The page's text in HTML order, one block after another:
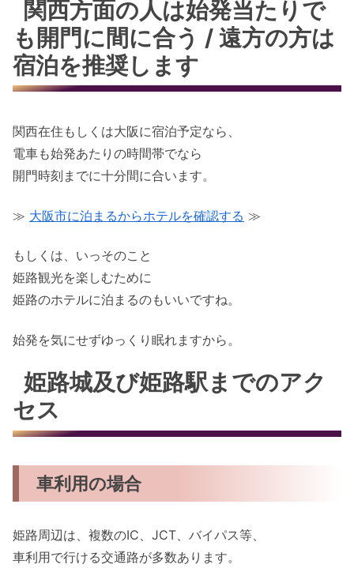
関西方面の人は始発当たりで
も開門に間に合う / 遠方の方は
宿泊を推奨します
関西在住もしくは大阪に宿泊予定なら、
電車も始発あたりの時間帯でなら
開門時刻までに十分間に合います。
≫ 大阪市に泊まるからホテルを確認する ≫
もしくは、いっそのこと
姫路観光を楽しむために
姫路のホテルに泊まるのもいいですね。
始発を気にせずゆっくり眠れますから。
姫路城及び姫路駅までのアク
セス
車利用の場合
姫路周辺は、複数のIC、JCT、バイパス等、
車利用で行ける交通路が多数あります。